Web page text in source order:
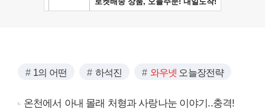
1의 어떤 하석진 와우넷 오늘장전략
온천에서 아내 몰래 처형과 사랑나눈 이야기..충격!